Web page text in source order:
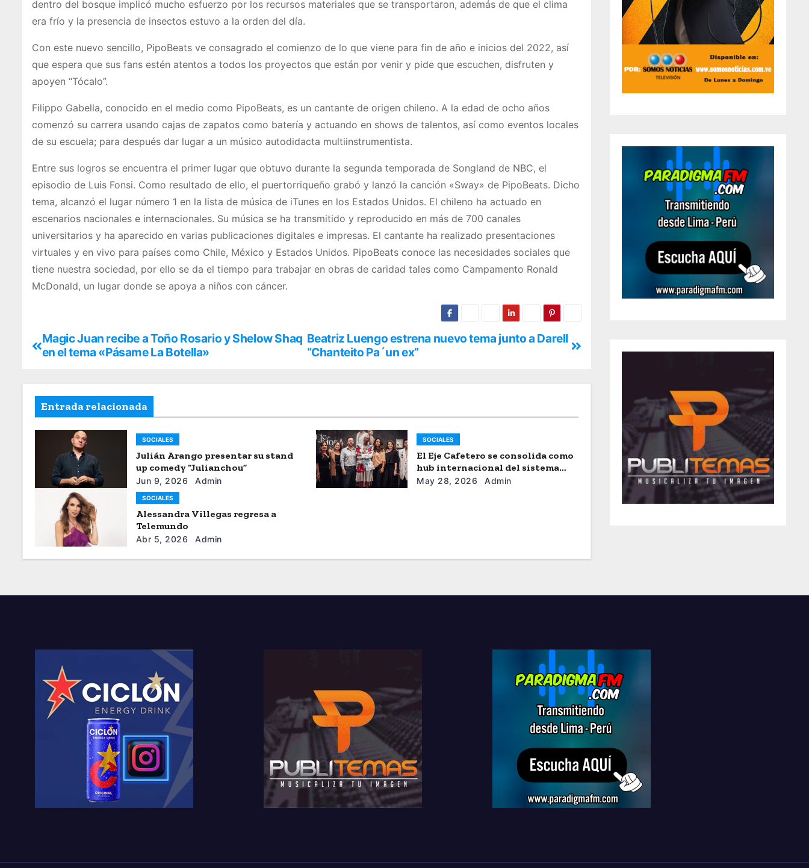
dentro del bosque implicó mucho esfuerzo por los recursos materiales que se transportaron, además de que el clima
era frío y la presencia de insectos estuvo a la orden del día.
Con este nuevo sencillo, PipoBeats ve consagrado el comienzo de lo que viene para fin de año e inicios del 2022, así
que espera que sus fans estén atentos a todos los proyectos que están por venir y pide que escuchen, disfruten y
apoyen “Tócalo”.
Filippo Gabella, conocido en el medio como PipoBeats, es un cantante de origen chileno. A la edad de ocho años
comenzó su carrera usando cajas de zapatos como batería y actuando en shows de talentos, así como eventos locales
de su escuela; para después dar lugar a un músico autodidacta multiinstrumentista.
Entre sus logros se encuentra el primer lugar que obtuvo durante la segunda temporada de Songland de NBC, el
episodio de Luis Fonsi. Como resultado de ello, el puertorriqueño grabó y lanzó la canción «Sway» de PipoBeats. Dicho
tema, alcanzó el lugar número 1 en la lista de música de iTunes en los Estados Unidos. El chileno ha actuado en
escenarios nacionales e internacionales. Su música se ha transmitido y reproducido en más de 700 canales
universitarios y ha aparecido en varias publicaciones digitales e impresas. El cantante ha realizado presentaciones
virtuales y en vivo para países como Chile, México y Estados Unidos. PipoBeats conoce las necesidades sociales que
tiene nuestra sociedad, por ello se da el tiempo para trabajar en obras de caridad tales como Campamento Ronald
McDonald, un lugar donde se apoya a niños con cáncer.
Beatriz Luengo estrena nuevo tema junto a Darell
“Chanteito Pa´un ex”
Magic Juan recibe a Toño Rosario y Shelow Shaq
en el tema «Pásame La Botella»
Entrada relacionada
SOCIALES
Julián Arango presentar su stand
up comedy “Julianchou”
Jun 9, 2026 Admin
SOCIALES
El Eje Cafetero se consolida como
hub internacional del sistema
moda
May 28, 2026 Admin
SOCIALES
Alessandra Villegas regresa a
Telemundo
Abr 5, 2026 Admin